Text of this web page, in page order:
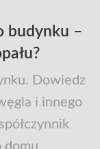
budynku –
Dowiedz
i innego